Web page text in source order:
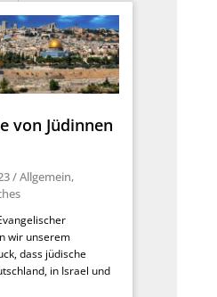
von Jüdinnen
/Allgemein,
wir unserem
dass jüdische
in Israel und